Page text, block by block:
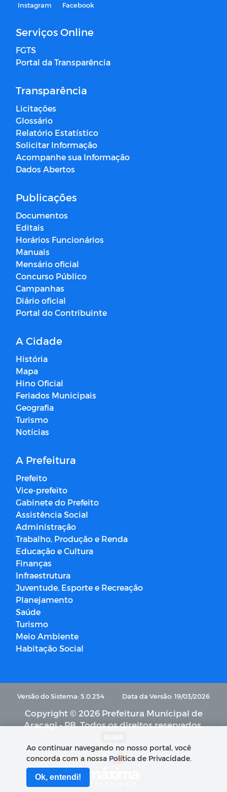
Instagram Facebook
Serviços Online
FGTS
Portal da Transparência
Transparência
Licitações
Glossário
Relatório Estatístico
Solicitar Informação
Acompanhe sua Informação
Dados Abertos
Publicações
Documentos
Editais
Horários Funcionários
Manuais
Mensário oficial
Concurso Público
Campanhas
Diário oficial
Portal do Contribuinte
A Cidade
História
Mapa
Hino Oficial
Feriados Municipais
Geografia
Turismo
Notícias
A Prefeitura
Prefeito
Vice-prefeito
Gabinete do Prefeito
Assistência Social
Administração
Trabalho, Produção e Renda
Educação e Cultura
Finanças
Infraestrutura
Juventude, Esporte e Recreação
Planejamento
Saúde
Turismo
Meio Ambiente
Habitação Social
Versão do Sistema: 5.0.254 Data da Versão: 19/03/2026
Copyright © 2026 Prefeitura Municipal de
Araçagi - PB. Todos os direitos reservados.
Ao continuar navegando no nosso portal, você
concorda com a nossa Política de Privacidade.
Ok, entendi!